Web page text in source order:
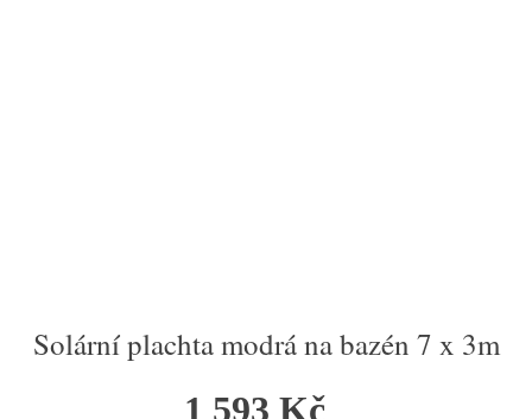
Solární plachta modrá na bazén 7 x 3m
1 593 Kč